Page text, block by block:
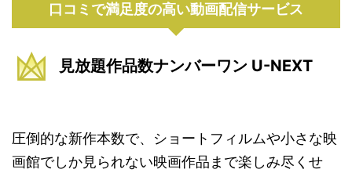
口コミで満足度の高い動画配信サービス
見放題作品数ナンバーワン U-NEXT
圧倒的な新作本数で、ショートフィルムや小さな映
画館でしか見られない映画作品まで楽しみ尽くせ